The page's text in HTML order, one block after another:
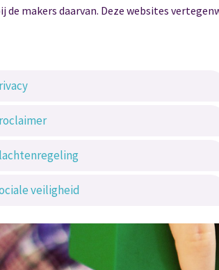
de makers daarvan. Deze websites
veiligheid